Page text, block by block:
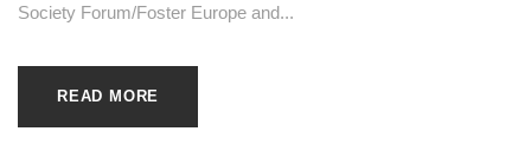
Society Forum/Foster Europe and...
READ MORE